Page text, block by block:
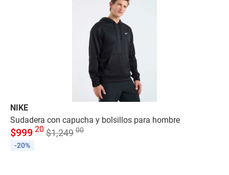
NIKE
Sudadera con capucha y bolsillos para hombre
$999 20 $1,249 00
-20%